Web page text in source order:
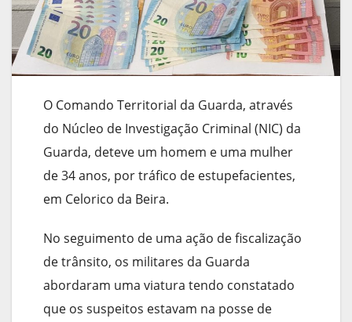
O Comando Territorial da Guarda, através
do Núcleo de Investigação Criminal (NIC) da
Guarda, deteve um homem e uma mulher
de 34 anos, por tráfico de estupefacientes,
em Celorico da Beira.
No seguimento de uma ação de fiscalização
de trânsito, os militares da Guarda
abordaram uma viatura tendo constatado
que os suspeitos estavam na posse de